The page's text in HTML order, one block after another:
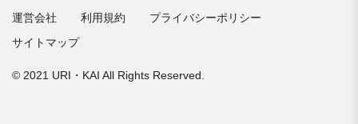
運営会社 利用規約
プライバシーポリシー
サイトマップ
© 2021 URI・KAI All Rights Reserved.